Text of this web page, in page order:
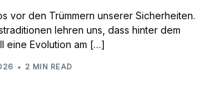
vor den Trümmern unserer Sicherheiten.
lehren uns, dass hinter dem
eine Evolution am […]
2 MIN READ